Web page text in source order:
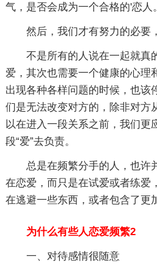
气，是否会成为一个合格的'恋人。
然后，我们才有努力的必要
不是所有的人说在一起就真
爱，其次也需要一个健康的心理
出现各种各样问题的时候，也该
们是无法改变对方的，除非对方
以在进入一段关系之前，我们更
段“爱”去负责。
总是在频繁分手的人，也许
在恋爱，而只是在试爱或者练爱
在逃避一些东西，或者包含了更
为什么有些人恋爱频繁2
一、对待感情很随意